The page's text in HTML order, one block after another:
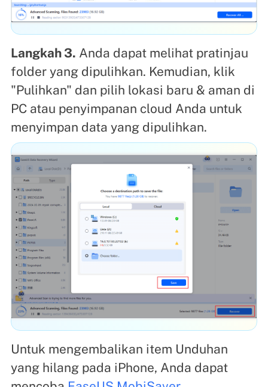
Langkah 3. Anda dapat melihat pratinjau
folder yang dipulihkan. Kemudian, klik
"Pulihkan" dan pilih lokasi baru & aman di
PC atau penyimpanan cloud Anda untuk
menyimpan data yang dipulihkan.
Untuk mengembalikan item Unduhan
yang hilang pada iPhone, Anda dapat